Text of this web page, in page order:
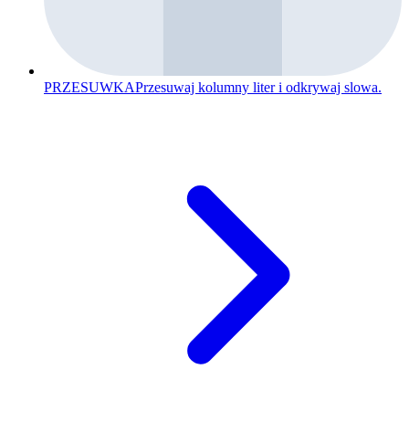
PRZESUWKAPrzesuwaj kolumny liter i odkrywaj slowa.